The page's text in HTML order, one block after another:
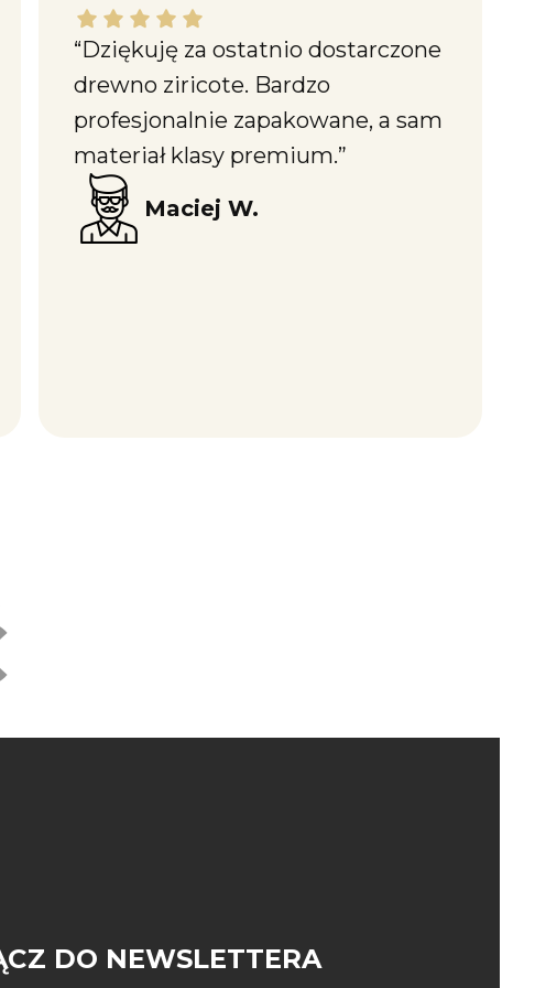
Maciej W. dał ocenę: 5
“Dziękuję za ostatnio dostarczone
drewno ziricote. Bardzo
profesjonalnie zapakowane, a sam
materiał klasy premium.”
Maciej W.
DO NEWSLETTERA